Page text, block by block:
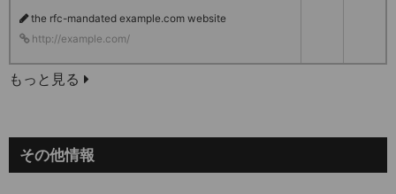
the rfc-mandated example.com website
http://example.com/
もっと見る
その他情報